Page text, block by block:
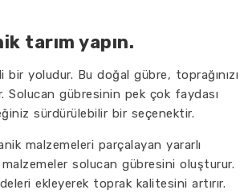
tarım yapın.
yoludur. Bu doğal gübre, toprağınızı
Solucan gübresinin pek çok faydası
sürdürülebilir bir seçenektir.
malzemeleri parçalayan yararlı
solucan gübresini oluşturur.
ekleyerek toprak kalitesini artırır.